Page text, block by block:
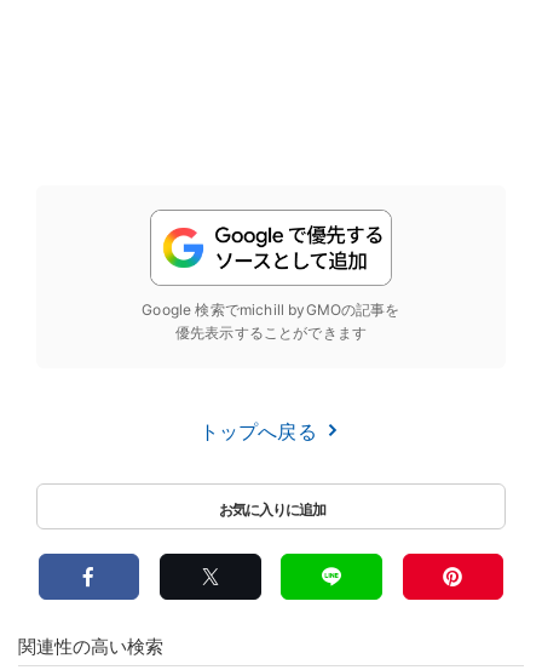
Google 検索でmichill byGMOの記事を
優先表示することができます
トップへ戻る